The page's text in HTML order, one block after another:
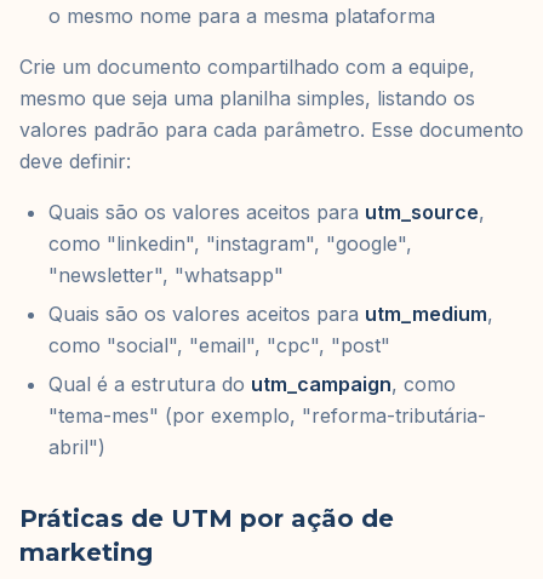
o mesmo nome para a mesma plataforma
Crie um documento compartilhado com a equipe,
mesmo que seja uma planilha simples, listando os
valores padrão para cada parâmetro. Esse documento
deve definir:
Quais são os valores aceitos para utm_source,
como "linkedin", "instagram", "google",
"newsletter", "whatsapp"
Quais são os valores aceitos para utm_medium,
como "social", "email", "cpc", "post"
Qual é a estrutura do utm_campaign, como
"tema-mes" (por exemplo, "reforma-tributária-
abril")
Práticas de UTM por ação de
marketing